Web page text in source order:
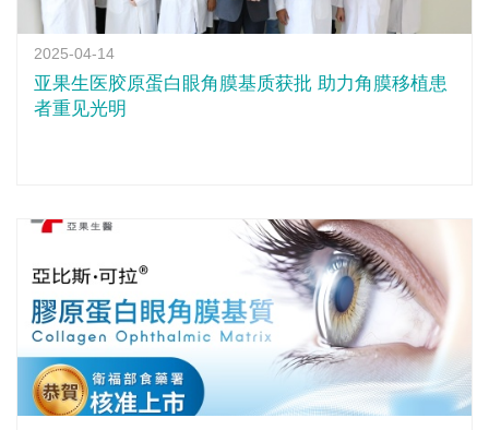
2025-04-14
亚果生医胶原蛋白眼角膜基质获批 助力角膜移植患
者重见光明